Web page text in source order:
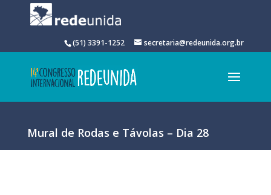
(51) 3391-1252 secretaria@redeunida.org.br
Mural de Rodas e Távolas – Dia 28